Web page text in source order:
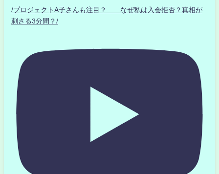
/プロジェクトA子さんも注目？ なぜ私は入会拒否？真相が
刺さる3分間？/